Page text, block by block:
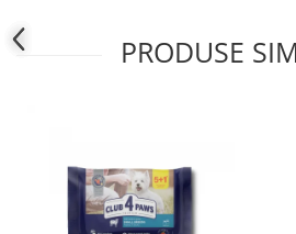
PRODUSE